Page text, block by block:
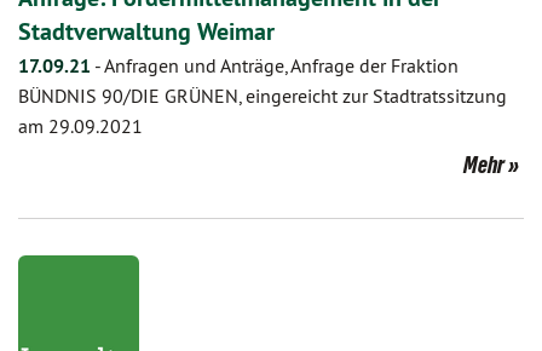
Stadtverwaltung Weimar
17.09.21 -Anfragen und Anträge, Anfrage der Fraktion
BÜNDNIS 90/DIE GRÜNEN, eingereicht zur Stadtratssitzung
am 29.09.2021
Mehr